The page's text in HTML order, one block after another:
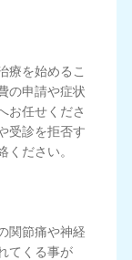
療を始めるこ
の申請や症状
お任せくださ
受診を拒否す
ください。
関節痛や神経
てくる事が